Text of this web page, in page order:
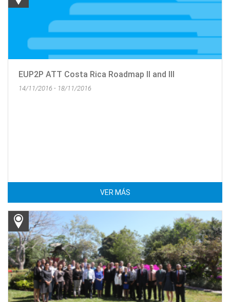
EUP2P ATT Costa Rica Roadmap II and III
14/11/2016 - 18/11/2016
VER MÁS